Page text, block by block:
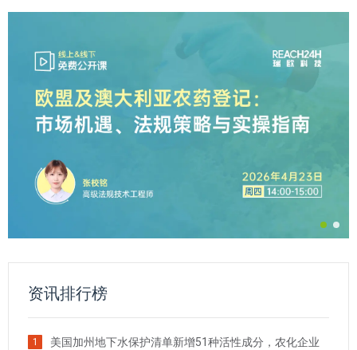
资讯排行榜
1
美国加州地下水保护清单新增51种活性成分，农化企业